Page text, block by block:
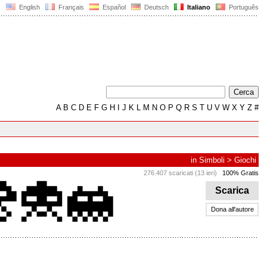
English Français Español Deutsch Italiano Português
AB C D E F G H J K L M N O P Q R S T U V W X Y Z #
in Simboli > Giochi
276.407 scaricati (13 ieri) 100% Gratis
Scarica
Dona all'autore